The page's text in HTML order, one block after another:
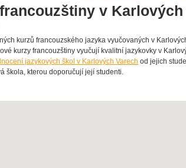
v Karlových
kurzů francouzského jazyka vyučovaných v
kurzy francouzštiny vyučují kvalitní jazykovky v
jazykových škol v Karlových Varech od jejich
škola, kterou doporučují její studenti.